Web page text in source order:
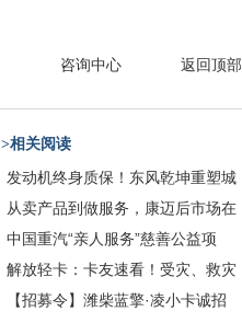
咨询中心 返回顶部
>相关阅读
发动机终身质保！东风乾坤重塑城
从卖产品到做服务，康迈后市场在
中国重汽“亲人服务”慈善公益项
解放轻卡：卡友速看！受灾、救灾
【招募令】潍柴蓝擎·凌小卡诚招